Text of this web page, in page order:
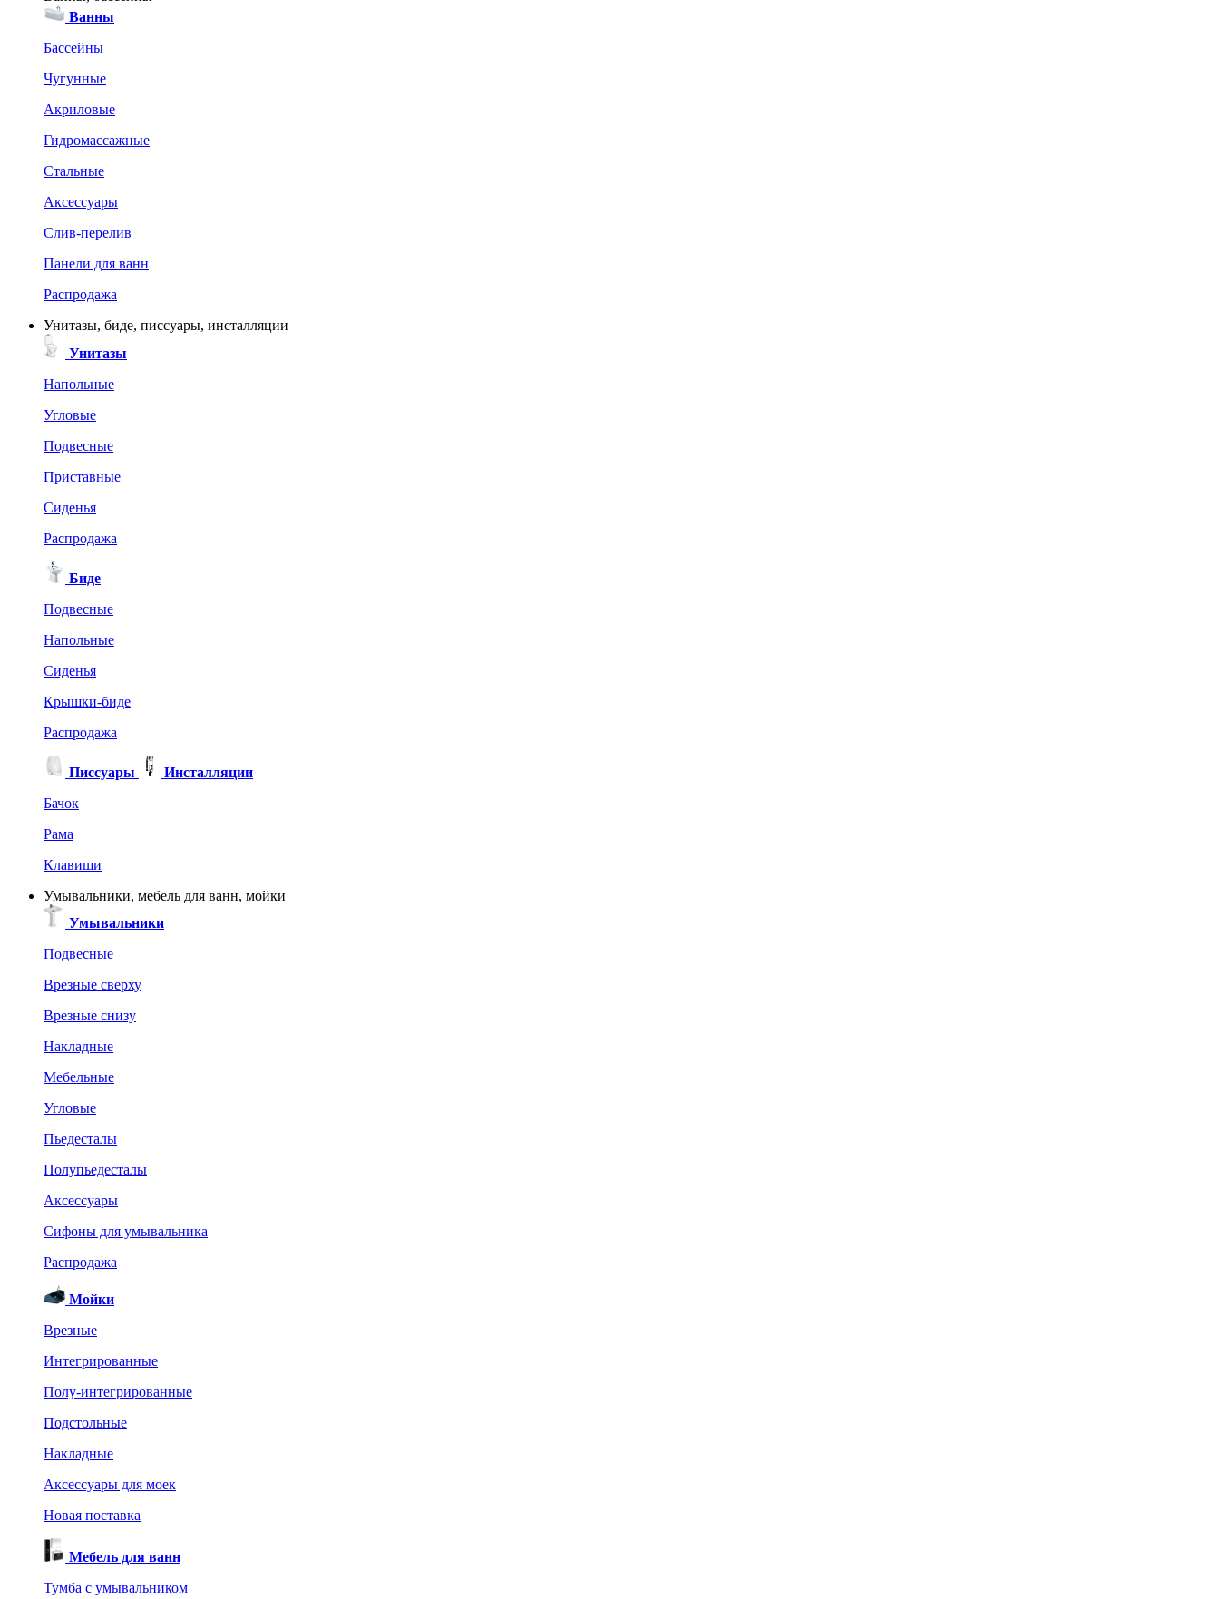
Ванны
Бассейны
Чугунные
Акриловые
Гидромассажные
Стальные
Аксессуары
Слив-перелив
Панели для ванн
Распродажа
Унитазы, биде, писсуары, инсталляции
Унитазы
Напольные
Угловые
Подвесные
Приставные
Сиденья
Распродажа
Биде
Подвесные
Напольные
Сиденья
Крышки-биде
Распродажа
Писсуары
Инсталляции
Бачок
Рама
Клавиши
Умывальники, мебель для ванн, мойки
Умывальники
Подвесные
Врезные сверху
Врезные снизу
Накладные
Мебельные
Угловые
Пьедесталы
Полупьедесталы
Аксессуары
Сифоны для умывальника
Распродажа
Мойки
Врезные
Интегрированные
Полу-интегрированные
Подстольные
Накладные
Аксессуары для моек
Новая поставка
Мебель для ванн
Тумба с умывальником